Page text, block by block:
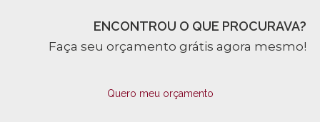
ENCONTROU O QUE PROCURAVA?
Faça seu orçamento grátis agora mesmo!
Quero meu orçamento